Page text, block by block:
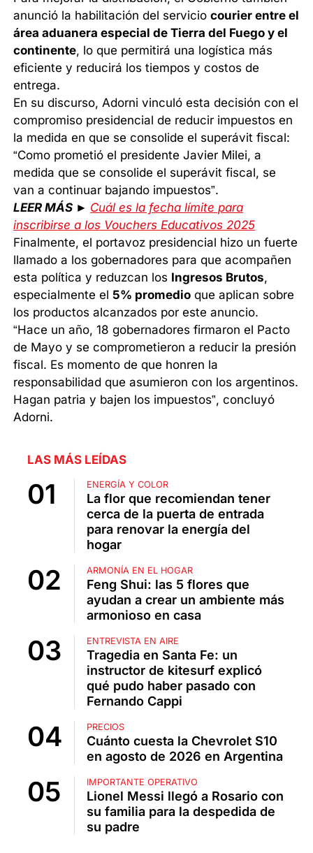
anunció la habilitación del serviciocourier entre el
área aduanera especial de Tierra del Fuego y el
continente, lo que permitirá una logística más
eficiente y reducirá los tiempos y costos de
entrega.
En su discurso, Adorni vinculó esta decisión con el
compromiso presidencial de reducir impuestos en
la medida en que se consolide el superávit fiscal:
“Como prometió el presidente Javier Milei, a
medida que se consolide el superávit fiscal, se
van a continuar bajando impuestos”.
LEER MÁS ► Cuál es la fecha límite para
inscribirse a los Vouchers Educativos 2025
Finalmente, el portavoz presidencial hizo un fuerte
llamado a los gobernadores para que acompañen
esta política y reduzcan los Ingresos Brutos,
especialmente el 5% promedio que aplican sobre
los productos alcanzados por este anuncio.
“Hace un año, 18 gobernadores firmaron el Pacto
de Mayo y se comprometieron a reducir la presión
fiscal. Es momento de que honren la
responsabilidad que asumieron con los argentinos.
Hagan patria y bajen los impuestos”, concluyó
Adorni.
LAS MÁS LEÍDAS
ENERGÍA Y COLOR
La flor que recomiendan tener
cerca de la puerta de entrada
para renovar la energía del
hogar
ARMONÍA EN EL HOGAR
Feng Shui: las 5 flores que
ayudan a crear un ambiente más
armonioso en casa
ENTREVISTA EN AIRE
Tragedia en Santa Fe: un
instructor de kitesurf explicó
qué pudo haber pasado con
Fernando Cappi
PRECIOS
Cuánto cuesta la Chevrolet S10
en agosto de 2026 en Argentina
IMPORTANTE OPERATIVO
Lionel Messi llegó a Rosario con
su familia para la despedida de
su padre